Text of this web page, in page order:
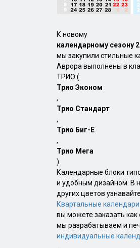
К новому
календарному сезону
мы закупили стильные
Аврора выполнены в
ТРИО (
Трио Эконом
,
Трио Стандарт
,
Трио Биг-Е
,
Трио Мега
).
Календарные блоки
и удобным дизайном. В
других цветов
Квартальные календари
вы можете заказать
мы разрабатываем и
индивидуальные